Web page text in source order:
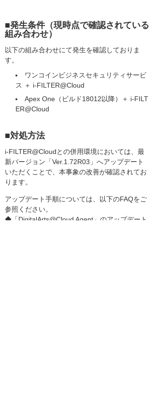
■発生条件（現時点で確認されている
組み合わせ）
以下の組み合わせにて発生を確認しておりま
す。
ワンコインビジネスセキュリティサービ
ス ＋ i-FILTER@Cloud
Apex One（ビルド18012以降）＋ i-FILT
ER@Cloud
■対処方法
i-FILTER@Cloudとの併用環境においては、最
新バージョン「Ver.1.72R03」へアップデート
いただくことで、本事象の改善が確認されてお
ります。
アップデート手順については、以下のFAQをご
参照ください。
◆「DigitalArts@Cloud Agent」のアップデート